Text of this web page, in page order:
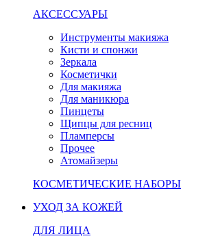
АКСЕССУАРЫ
Инструменты макияжа
Кисти и спонжи
Зеркала
Косметички
Для макияжа
Для маникюра
Пинцеты
Щипцы для ресниц
Пламперсы
Прочее
Атомайзеры
КОСМЕТИЧЕСКИЕ НАБОРЫ
УХОД ЗА КОЖЕЙ
ДЛЯ ЛИЦА